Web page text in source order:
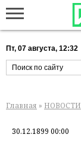
Пт, 07 августа, 12:32
Главная » НОВОСТИ
30.12.1899 00:00